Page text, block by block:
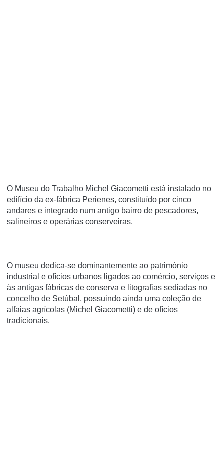
O Museu do Trabalho Michel Giacometti está instalado no
edifício da ex-fábrica Perienes, constituído por cinco
andares e integrado num antigo bairro de pescadores,
salineiros e operárias conserveiras.
O museu dedica-se dominantemente ao património
industrial e ofícios urbanos ligados ao comércio, serviços e
às antigas fábricas de conserva e litografias sediadas no
concelho de Setúbal, possuindo ainda uma coleção de
alfaias agrícolas (Michel Giacometti) e de ofícios
tradicionais.